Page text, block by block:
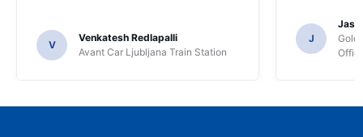
V
Venkatesh Redlapalli
Avant Car Ljubljana Train Station
J